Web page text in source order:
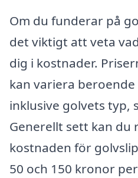
Om du funderar på
det viktigt att veta
dig i kostnader.
kan variera
inklusive golvets typ,
Generellt sett kan du
kostnaden för
50 och 150 kronor